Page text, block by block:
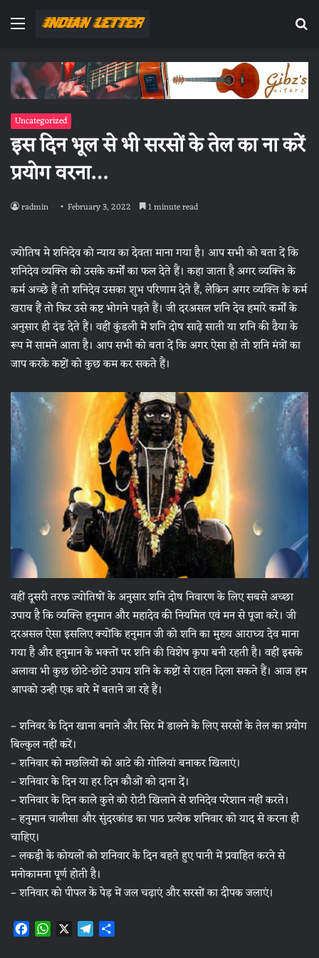
Menu
Uncategorized
इस दिन भूल से भी सरसों के तेल का ना करें
प्रयोग वरना…
radmin February 3, 2022 1 minute read
ज्योतिष मे शनिदेव को न्याय का देवता माना गया है। आप सभी को बता दें कि
शनिदेव व्यक्ति को उसके कर्मों का फल देते हैं। कहा जाता है अगर व्यक्ति के
कर्म अच्छे हैं तो शनिदेव उसका शुभ परिणाम देते हैं, लेकिन अगर व्यक्ति के कर्म
खराब हैं तो फिर उसे कष्ट भोगने पड़ते हैं। जी दरअसल शनि देव हमारे कर्मों के
अनुसार ही दंड देते हैं। वहीं कुंडली में शनि दोष साढ़े साती या शनि की ढैया के
रूप में सामने आता है। आप सभी को बता दें कि अगर ऐसा हो तो शनि मंत्रों का
जाप करके कष्टों को कुछ कम कर सकते हैं।
वहीं दूसरी तरफ ज्योतिषों के अनुसार शनि दोष निवारण के लिए सबसे अच्छा
उपाय है कि व्यक्ति हनुमान और महादेव की नियमित एवं मन से पूजा करे। जी
दरअसल ऐसा इसलिए क्योंकि हनुमान जी को शनि का मुख्य आराध्य देव माना
गया है और हनुमान के भक्तों पर शनि की विशेष कृपा बनी रहती है। वहीं इसके
अलावा भी कुछ छोटे-छोटे उपाय शनि के कष्टों से राहत दिला सकते हैं। आज हम
आपको उन्ही एक बारे में बताने जा रहे हैं।
– शनिवर के दिन खाना बनाने और सिर में डालने के लिए सरसों के तेल का प्रयोग
बिल्कुल नहीं करें।
– शनिवार को मछलियों को आटे की गोलियां बनाकर खिलाएं।
– शनिवार के दिन या हर दिन कौओं को दाना दें।
– शनिवार के दिन काले कुत्ते को रोटी खिलाने से शनिदेव परेशान नहीं करते।
– हनुमान चालीसा और सुंदरकांड का पाठ प्रत्येक शनिवार को याद से करना ही
चाहिए।
– लकड़ी के कोयलों को शनिवार के दिन बहते हुए पानी में प्रवाहित करने से
मनोकामना पूर्ण होती है।
– शनिवार को पीपल के पेड़ में जल चढ़ाएं और सरसों का दीपक जलाएं।
F W X T